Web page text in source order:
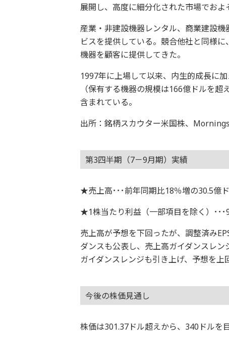
展開し、高度に細分化された市場でおよ
産業・非建設機器レンタル、商業建設
ビスを提供している。競合他社と同様
機器を顧客に提供してきた。
1997年に上場して以来、内生的成長に
（保有する機器の規模は166億ドルを
含まれている。
出所：銘柄スカウター米国株、
第3四半期（7－9月期）実績
★売上高･･･前年同期比18％増の30.5億
★1株当たり利益（一部項目を除く）･･･
売上高が予想を下回ったが、調整済み
ダンスも公表し、売上高ガイダンスレ
ガイダンスレンジも引き上げ、予想を上
今後の株価見通し
株価は301.37ドル超えから、340ドルを